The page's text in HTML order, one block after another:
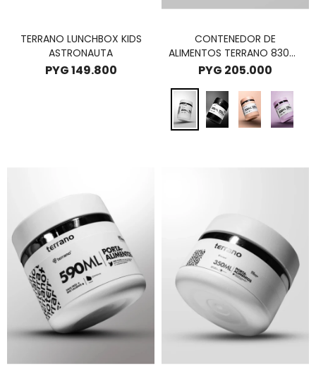
TERRANO LUNCHBOX KIDS
ASTRONAUTA
PYG149.800
CONTENEDOR DE
ALIMENTOS TERRANO 830ML
- BLANCO
PYG 205.000